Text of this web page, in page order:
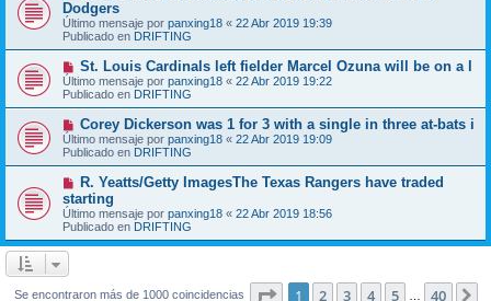
j
e
e
n
s
a
e
e
v
o
m
e
n
s
a
e
Dodgers
Último mensaje por panxing18 « 22 Abr 2019 19:39
Publicado en DRIFTING
N
u
e
v
m
e
n
s
j
e
St. Louis Cardinals left fielder Marcel Ozuna will be on a l
Último mensaje por panxing18 « 22 Abr 2019 19:22
Publicado en DRIFTING
N
u
e
v
o
m
e
n
s
a
Corey Dickerson was 1 for 3 with a single in three at-bats i
Último mensaje por panxing18 « 22 Abr 2019 19:09
Publicado en DRIFTING
N
e
v
o
m
a
R. Yeatts/Getty ImagesThe Texas Rangers have traded
starting
Último mensaje por panxing18 « 22 Abr 2019 18:56
Publicado en DRIFTING
Se encontraron más de 1000 coincidencias Página de 40
1 2 3 4 5 40